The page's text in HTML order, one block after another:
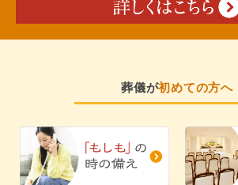
葬儀が初めての方へ